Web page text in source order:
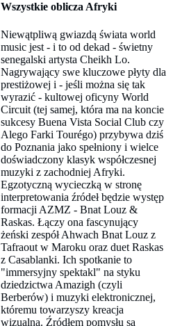
Wszystkie oblicza Afryki
Niewątpliwą gwiazdą świata world
music jest - i to od dekad - świetny
senegalski artysta Cheikh Lo.
Nagrywający swe kluczowe płyty dla
prestiżowej i - jeśli można się tak
wyrazić - kultowej oficyny World
Circuit (tej samej, która ma na koncie
sukcesy Buena Vista Social Club czy
Alego Farki Tourégo) przybywa dziś
do Poznania jako spełniony i wielce
doświadczony klasyk współczesnej
muzyki z zachodniej Afryki.
Egzotyczną wycieczką w stronę
interpretowania źródeł będzie występ
formacji AZMZ - Bnat Louz &
Raskas. Łączy ona fascynujący
żeński zespół Ahwach Bnat Louz z
Tafraout w Maroku oraz duet Raskas
z Casablanki. Ich spotkanie to
"immersyjny spektakl" na styku
dziedzictwa Amazigh (czyli
Berberów) i muzyki elektronicznej,
któremu towarzyszy kreacja
wizualna. Źródłem pomysłu są